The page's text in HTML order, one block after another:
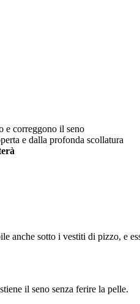
e correggono il seno
e dalla profonda scollatura
anche sotto i vestiti di pizzo, e
il seno senza ferire la pelle.